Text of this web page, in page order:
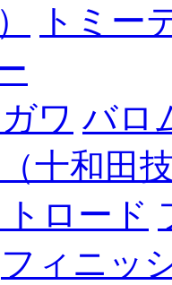
トミー
ワ バロ
十和田
ロード
フィニッ